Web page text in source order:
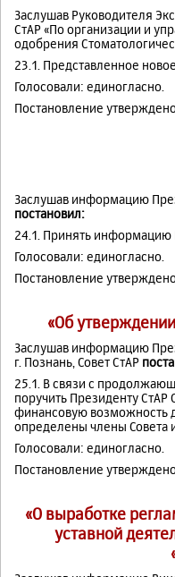
Заслушав Руководителя
СтАР «По организации и
одобрения
23.1. Представленное
Голосовали: единогласно.
Постановление
Заслушав информацию
постановил:
24.1. Принять информацию
Голосовали: единогласно.
Постановление
«Об
Заслушав информацию
г. Познань, Совет СтАР
25.1. В связи с
поручить Президенту
финансовую возможность
определены члены Совета
Голосовали: единогласно.
Постановление
«О выработке
уставной